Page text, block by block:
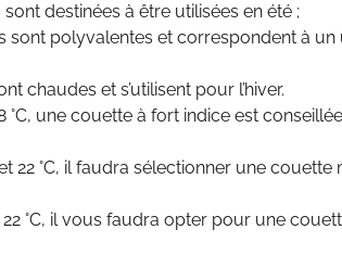
destinées à être utilisées en été ;
sont polyvalentes et correspondent à un
chaudes et s’utilisent pour l’hiver.
une couette à fort indice est
22 °C, il faudra sélectionner une couette
°C, il vous faudra opter pour une